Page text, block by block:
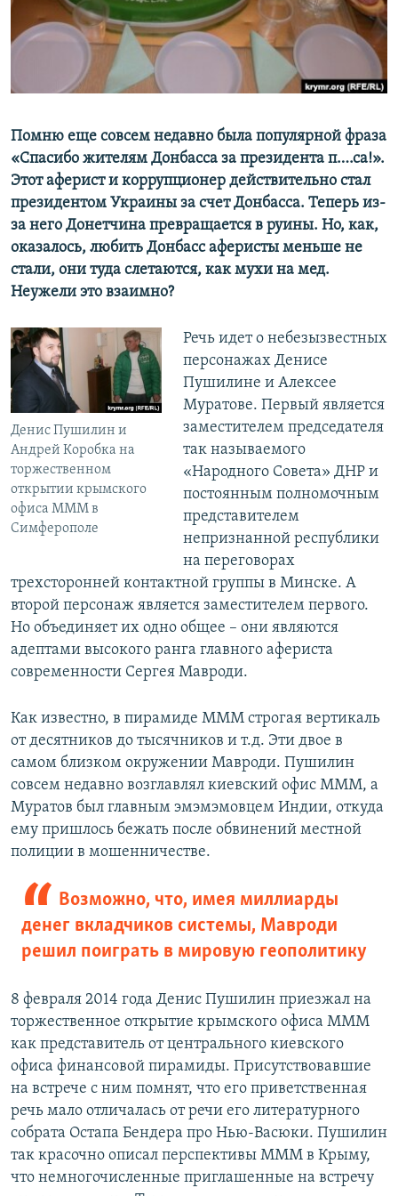
ПОБЕДИТЕЛЕЙ НЕ СУДЯТ?
КРЫМ.НЕПОКОРЕННЫЙ
ПРИСОЕДИНЯЙТЕСЬ!
Все сайты RFE/RL
Помню еще совсем недавно была популярной фраза
«Спасибо жителям Донбасса за президента п….са!».
Этот аферист и коррупционер действительно стал
президентом Украины за счет Донбасса. Теперь из-
за него Донетчина превращается в руины. Но, как,
оказалось, любить Донбасс аферисты меньше не
стали, они туда слетаются, как мухи на мед.
Неужели это взаимно?
Денис Пушилин и
Андрей Коробка на
торжественном
открытии крымского
офиса МММ в
Симферополе
Речь идет о небезызвестных
персонажах Денисе
Пушилине и Алексее
Муратове. Первый является
заместителем председателя
так называемого
«Народного Совета» ДНР и
постоянным полномочным
представителем
непризнанной республики
на переговорах
трехсторонней контактной группы в Минске. А
второй персонаж является заместителем первого.
Но объединяет их одно общее – они являются
адептами высокого ранга главного афериста
современности Сергея Мавроди.
Как известно, в пирамиде МММ строгая вертикаль
от десятников до тысячников и т.д. Эти двое в
самом близком окружении Мавроди. Пушилин
совсем недавно возглавлял киевский офис МММ, а
Муратов был главным эмэмэмовцем Индии, откуда
ему пришлось бежать после обвинений местной
полиции в мошенничестве.
Возможно, что, имея миллиарды
денег вкладчиков системы, Мавроди
решил поиграть в мировую геополитику
8 февраля 2014 года Денис Пушилин приезжал на
торжественное открытие крымского офиса МММ
как представитель от центрального киевского
офиса финансовой пирамиды. Присутствовавшие
на встрече с ним помнят, что его приветственная
речь мало отличалась от речи его литературного
собрата Остапа Бендера про Нью-Васюки. Пушилин
так красочно описал перспективы МММ в Крыму,
что немногочисленные приглашенные на встречу